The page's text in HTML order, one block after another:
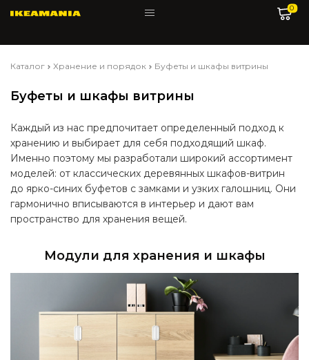
0
Каталог Хранение и порядок Буфеты и шкафы витрины
Буфеты и шкафы витрины
Каждый из нас предпочитает определенный подход к
хранению и выбирает для себя подходящий шкаф.
Именно поэтому мы разработали широкий ассортимент
моделей: от классических деревянных шкафов-витрин
до ярко-синих буфетов с замками и узких галошниц. Они
гармонично вписываются в интерьер и дают вам
пространство для хранения вещей.
Модули для хранения и шкафы